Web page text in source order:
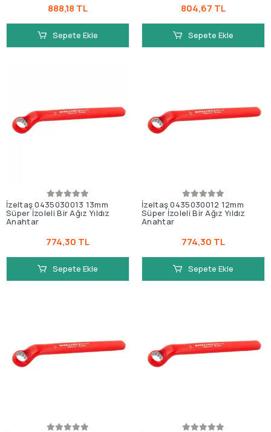
888,18 TL
Sepete Ekle
804,67 TL
Sepete Ekle
İzeltaş 0435030013 13mm
Süper İzoleli Bir Ağız Yıldız
Anahtar
774,30 TL
Sepete Ekle
İzeltaş 0435030012 12mm
Süper İzoleli Bir Ağız Yıldız
Anahtar
774,30 TL
Sepete Ekle